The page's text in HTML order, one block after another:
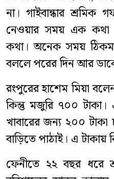
না। গাইবান্ধার
নেওয়ার সময় এক
কথা। অনেক সময়
বললে পরের দিন আর
রংপুরের হাশেম মিয়া
কিন্তু মজুরি ৭০০
খাবারের জন্য ২০০
বাড়িতে পাঠাই। এ টাকায়
ফেনীতে ২২ বছর ধরে